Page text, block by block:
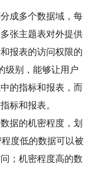
成多个数据域，每
张主题表对外提供
报表的访问权限的
级别，能够让用户
的指标和报表，而
标和报表。
据的机密程度，划
度低的数据可以被
；机密程度高的数